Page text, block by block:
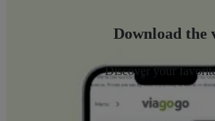
Download the
Discover your